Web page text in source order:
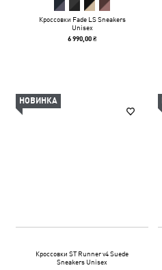
Кроссовки Fade LS Sneakers
Unisex
6 990,00 ₴
НОВИНКА
Кроссовки ST Runner v4 Suede
Sneakers Unisex